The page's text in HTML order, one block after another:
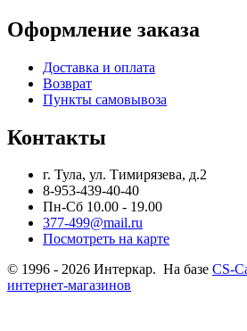
Оформление заказа
Доставка и оплата
Возврат
Пункты самовывоза
Контакты
г. Тула, ул. Тимирязева, д.2
8-953-439-40-40
Пн-Сб 10.00 - 19.00
377-499@mail.ru
Посмотреть на карте
© 1996 - 2026 Интеркар. На базе CS-
интернет-магазинов